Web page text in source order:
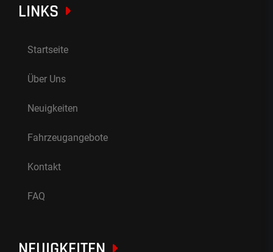
LINKS
Startseite
Über Uns
Neuigkeiten
Fahrzeugangebote
Kontakt
FAQ